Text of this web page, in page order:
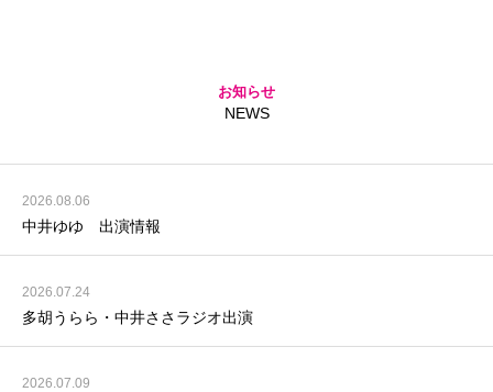
お知らせ
NEWS
2026.08.06
中井ゆゆ 出演情報
2026.07.24
多胡うらら・中井ささラジオ出演
2026.07.09